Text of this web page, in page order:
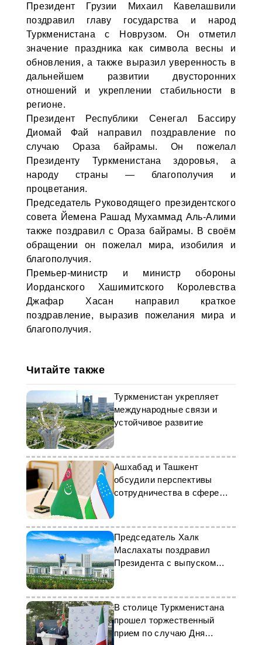
Президент Грузии Михаил Кавелашвили
поздравил главу государства и народ
Туркменистана с Новрузом. Он отметил
значение праздника как символа весны и
обновления, а также выразил уверенность в
дальнейшем развитии двусторонних
отношений и укреплении стабильности в
регионе.
Президент Республики Сенегал Бассиру
Диомай Фай направил поздравление по
случаю Ораза байрамы. Он пожелал
Президенту Туркменистана здоровья, а
народу страны — благополучия и
процветания.
Председатель Руководящего президентского
совета Йемена Рашад Мухаммад Аль-Алими
также поздравил с Ораза байрамы. В своём
обращении он пожелал мира, изобилия и
благополучия.
Премьер-министр и министр обороны
Иорданского Хашимитского Королевства
Джафар Хасан направил краткое
поздравление, выразив пожелания мира и
благополучия.
Читайте также
Туркменистан укрепляет
международные связи и
устойчивое развитие
Ашхабад и Ташкент
обсудили перспективы
сотрудничества в сфере
Председатель Халк
Маслахаты поздравил
Президента с выпуском
книги о Махтумкули
В столице Туркменистана
прошел торжественный
прием по случаю Дня